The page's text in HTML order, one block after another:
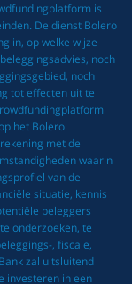
is
De dienst Bolero
in, op welke wijze
noch
noch
tot effecten uit te
het Bolero
met de
waarin
van de
situatie, kennis
beleggers
onderzoeken, te
, fiscale,
zal uitsluitend
investeren in een